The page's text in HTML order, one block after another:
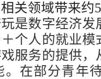
关领域带来
是数字经济
个人的就业
服务的提供
。在部分青年